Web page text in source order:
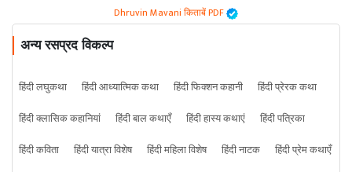
Dhruvin Mavani किताबें PDF
अन्य रसप्रद विकल्प
हिंदी लघुकथा हिंदी आध्यात्मिक कथा हिंदी फिक्शन कहानी
हिंदी प्रेरक कथा
हिंदी क्लासिक कहानियां
हिंदी बाल कथाएँ हिंदी हास्य कथाएं
हिंदी पत्रिका
हिंदी कविता
हिंदी यात्रा विशेष हिंदी महिला विशेष हिंदी नाटक
हिंदी प्रेम कथाएँ